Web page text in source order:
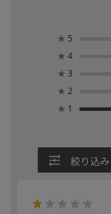
★ 5
★ 4
★ 3
★ 2
★ 1
絞り込み